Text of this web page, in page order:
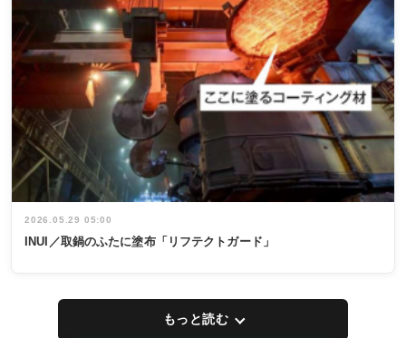
2026.05.29 05:00
INUI／取鍋のふたに塗布「リフテクトガード」
もっと読む